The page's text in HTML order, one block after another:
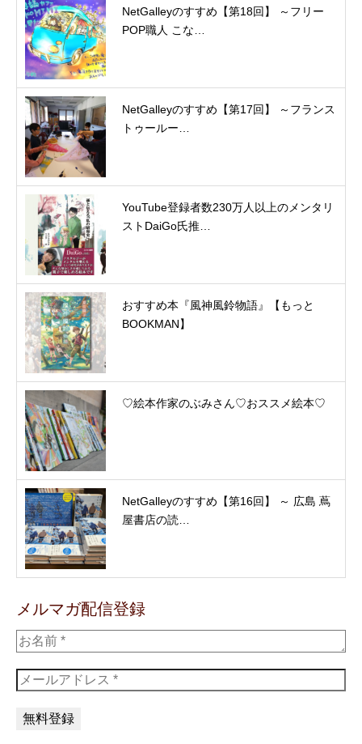
NetGalleyのすすめ【第18回】 ～フリー
POP職人 こな…
NetGalleyのすすめ【第17回】 ～フランス
トゥールー…
YouTube登録者数230万人以上のメンタリ
ストDaiGo氏推…
おすすめ本『風神風鈴物語』【もっと
BOOKMAN】
♡絵本作家のぶみさん♡おススメ絵本♡
NetGalleyのすすめ【第16回】 ～ 広島 蔦
屋書店の読…
メルマガ配信登録